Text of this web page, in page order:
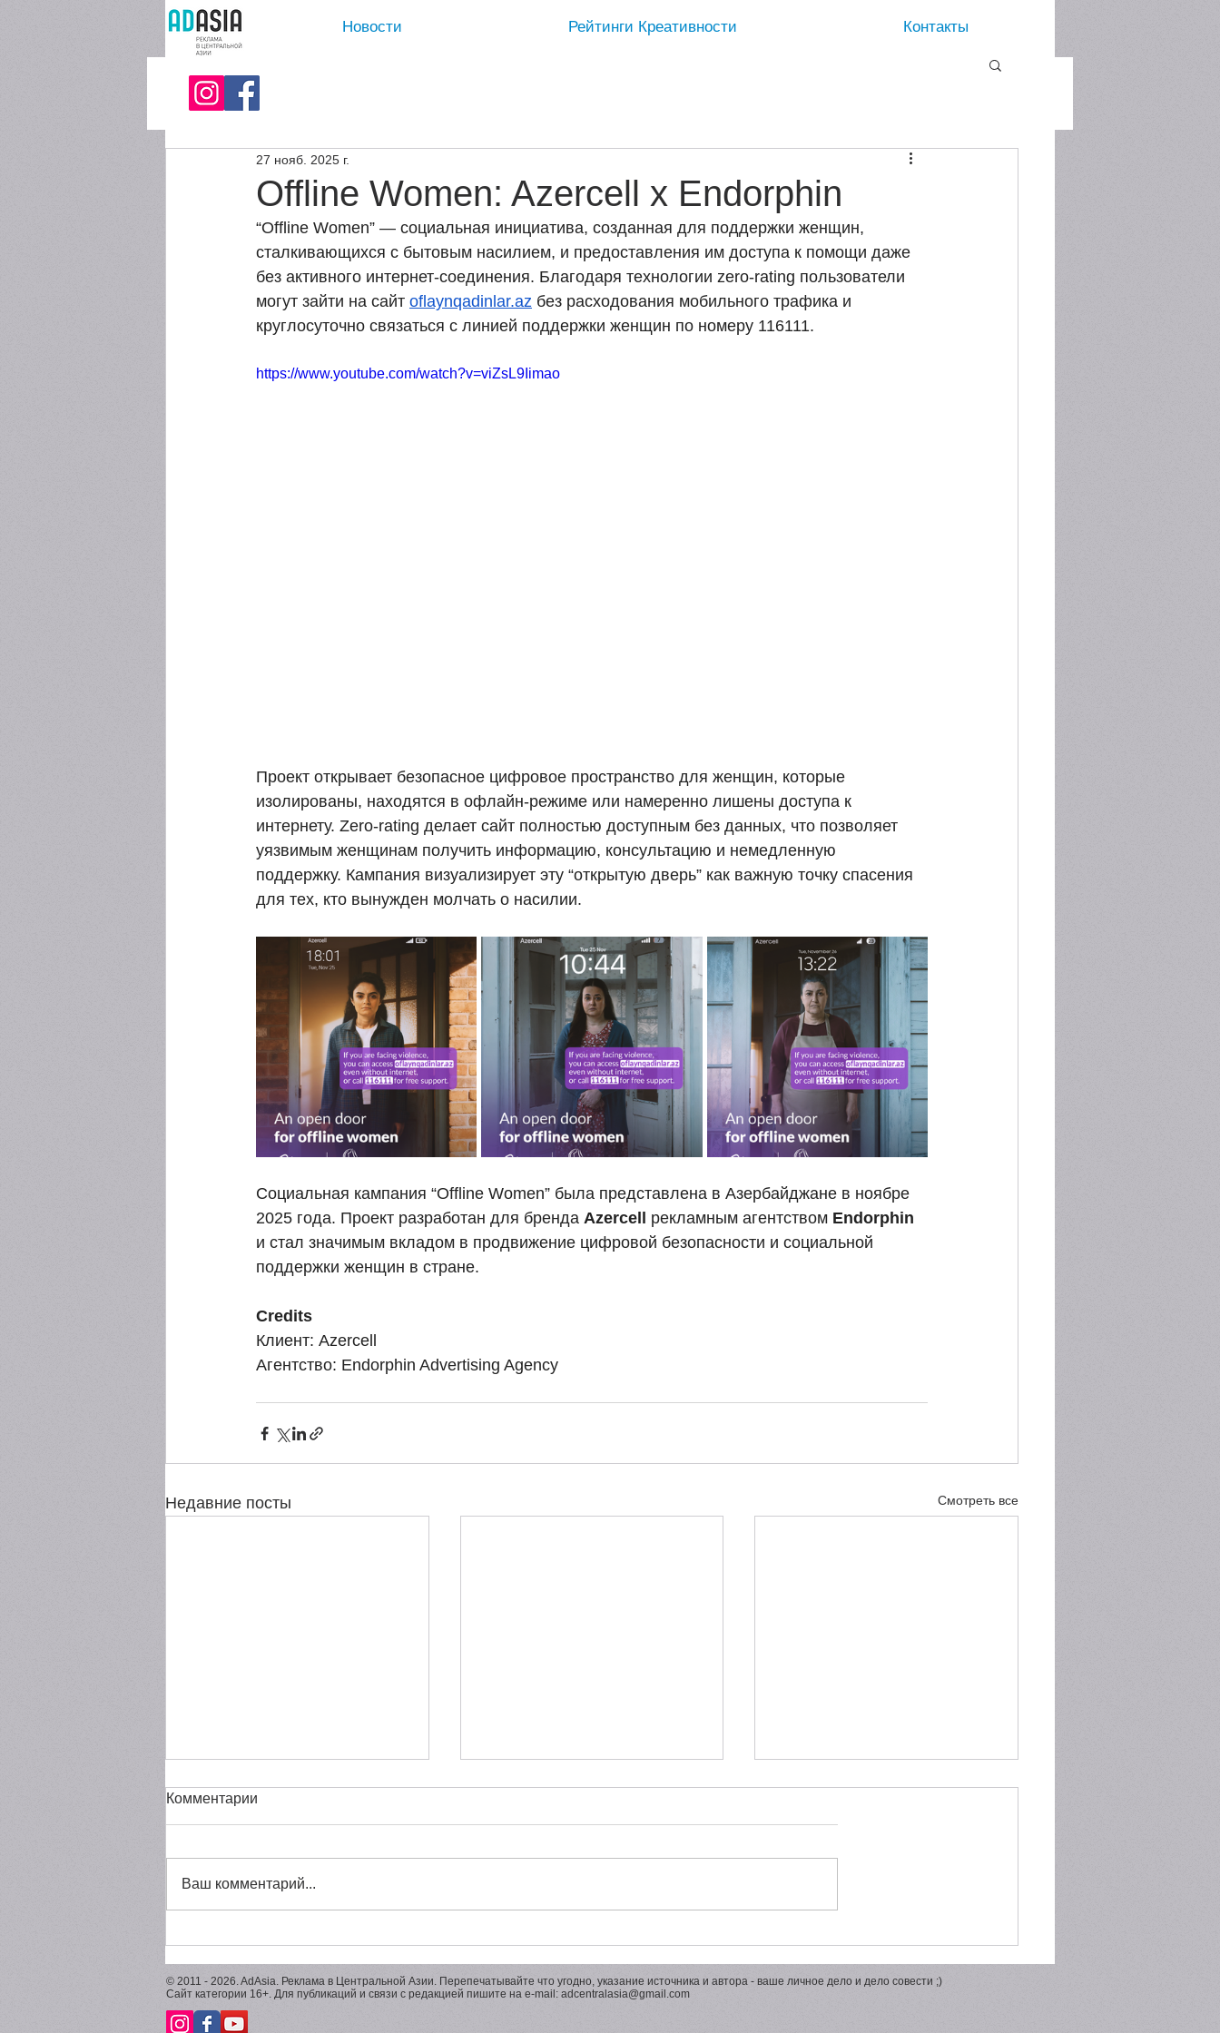
Новости Рейтинги Креативности Контакты
Offline Women: Azercell x Endorphin
27 нояб. 2025 г.
“Offline Women” — социальная инициатива, созданная для поддержки женщин,
сталкивающихся с бытовым насилием, и предоставления им доступа к помощи даже
без активного интернет-соединения. Благодаря технологии zero-rating пользователи
могут зайти на сайт oflaynqadinlar.az без расходования мобильного трафика и
круглосуточно связаться с линией поддержки женщин по номеру 116111.
https://www.youtube.com/watch?v=viZsL9Iimao
Проект открывает безопасное цифровое пространство для женщин, которые
изолированы, находятся в офлайн-режиме или намеренно лишены доступа к
интернету. Zero-rating делает сайт полностью доступным без данных, что позволяет
уязвимым женщинам получить информацию, консультацию и немедленную
поддержку. Кампания визуализирует эту “открытую дверь” как важную точку спасения
для тех, кто вынужден молчать о насилии.
Социальная кампания “Offline Women” была представлена в Азербайджане в ноябре
2025 года. Проект разработан для бренда Azercell рекламным агентством Endorphin
и стал значимым вкладом в продвижение цифровой безопасности и социальной
поддержки женщин в стране.
Credits
Клиент: Azercell
Агентство: Endorphin Advertising Agency
Недавние посты Смотреть все
креаторам участвовать в
Комментарии
Ваш комментарий...
© 2011 - 2026. AdAsia. Реклама в Центральной Азии. Перепечатывайте что угодно, указание источника и автора - ваше личное дело и дело совести ;)
Сайт категории 16+. Для публикаций и связи с редакцией пишите на e-mail: adcentralasia@gmail.com